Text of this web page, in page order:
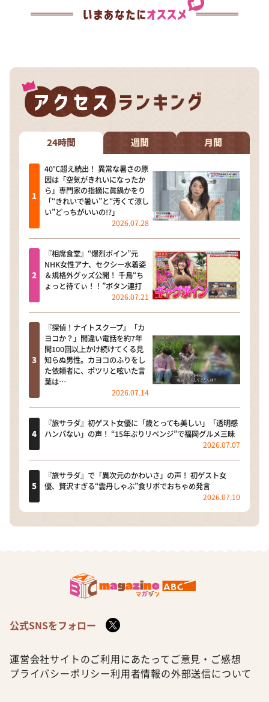
24時間 週間 月間
40℃超え続出！ 異常な暑さの原
因は「空気がきれいになったか
ら」専門家の指摘に眞鍋かをり
「“きれいで暑い”と“汚くて涼し
い”どっちがいいの!?」
2026.07.28
『相席食堂』“爆烈ボイン”元
NHK女性アナ、セクシー水着姿
＆規格外グッズ公開！ 千鳥“ち
ょっと待てぃ！！”ボタン連打
2026.07.21
『探偵！ナイトスクープ』「カ
ヨコか？」間違い電話を約7年
間100回以上かけ続けてくる見
知らぬ男性。カヨコのふりをし
た依頼者に、ポツリと呟いた言
葉は…
2026.07.14
『旅サラダ』初ゲスト女優に「歳とっても美しい」「透明感
ハンパない」の声！ “15年ぶりリベンジ”で福岡グルメ三昧
2026.07.07
『旅サラダ』で「異次元のかわいさ」の声！ 初ゲスト女
優、贅沢すぎる“雲丹しゃぶ”食リポでおちゃめ発言
2026.07.10
公式SNSをフォロー
運営会社サイトのご利用にあたって ご意見・ご感想
プライバシーポリシー利用者情報の外部送信について